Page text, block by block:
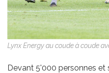
Lynx Energy au coude à coude
Devant 5'000 personnes et